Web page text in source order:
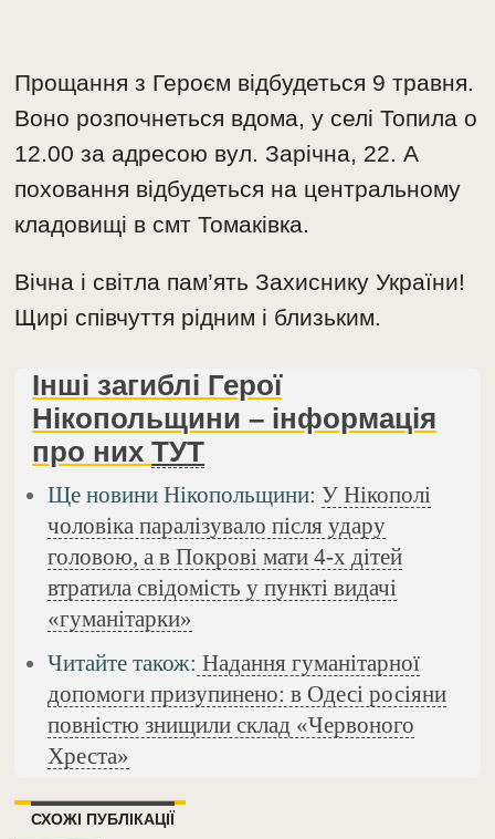
Прощання з Героєм відбудеться 9 травня.
Воно розпочнеться вдома, у селі Топила о
12.00 за адресою вул. Зарічна, 22. А
поховання відбудеться на центральному
кладовищі в смт Томаківка.
Вічна і світла пам’ять Захиснику України!
Щирі співчуття рідним і близьким.
Інші загиблі Герої
Нікопольщини – інформація
про нихТУТ
Ще новини Нікопольщини:У Нікополі
чоловіка паралізувало після удару
головою, а в Покрові мати 4-х дітей
втратила свідомість у пункті видачі
«гуманітарки»
Читайте також: Надання гуманітарної
допомоги призупинено: в Одесі росіяни
повністю знищили склад «Червоного
Хреста»
СХОЖІ ПУБЛІКАЦІЇ